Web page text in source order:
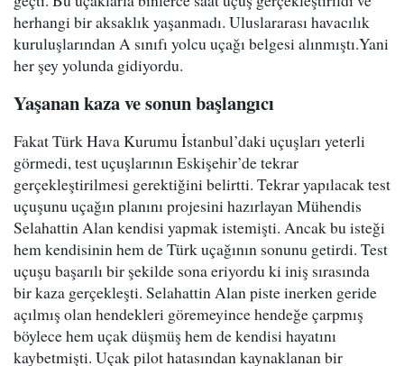
herhangi bir aksaklık yaşanmadı. Uluslararası havacılık
kuruluşlarından A sınıfı yolcu uçağı belgesi alınmıştı.Yani
her şey yolunda gidiyordu.
Yaşanan kaza ve sonun başlangıcı
Fakat Türk Hava Kurumu İstanbul’daki uçuşları yeterli
görmedi, test uçuşlarının Eskişehir’de tekrar
gerçekleştirilmesi gerektiğini belirtti. Tekrar yapılacak test
uçuşunu uçağın planını projesini hazırlayan Mühendis
Selahattin Alan kendisi yapmak istemişti. Ancak bu isteği
hem kendisinin hem de Türk uçağının sonunu getirdi. Test
uçuşu başarılı bir şekilde sona eriyordu ki iniş sırasında
bir kaza gerçekleşti. Selahattin Alan piste inerken geride
açılmış olan hendekleri göremeyince hendeğe çarpmış
böylece hem uçak düşmüş hem de kendisi hayatını
kaybetmişti. Uçak pilot hatasından kaynaklanan bir